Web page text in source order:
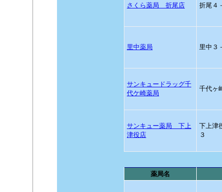
さくら薬局 折尾店 折尾４
里中薬局 里中３
サンキュードラッグ千
代ケ崎薬局
千代ヶ
サンキュー薬局 下上
津役店
下上津
３
薬局名